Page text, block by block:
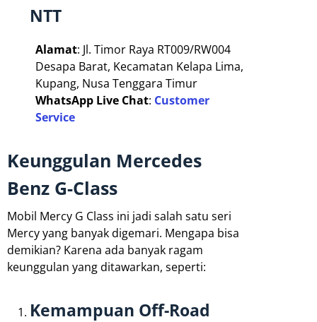
NTT
Alamat: Jl. Timor Raya RT009/RW004
Desapa Barat, Kecamatan Kelapa Lima,
Kupang, Nusa Tenggara Timur
WhatsApp Live Chat: Customer
Service
Keunggulan Mercedes
Benz G-Class
Mobil Mercy G Class ini jadi salah satu seri
Mercy yang banyak digemari. Mengapa bisa
demikian? Karena ada banyak ragam
keunggulan yang ditawarkan, seperti:
Kemampuan Off-Road